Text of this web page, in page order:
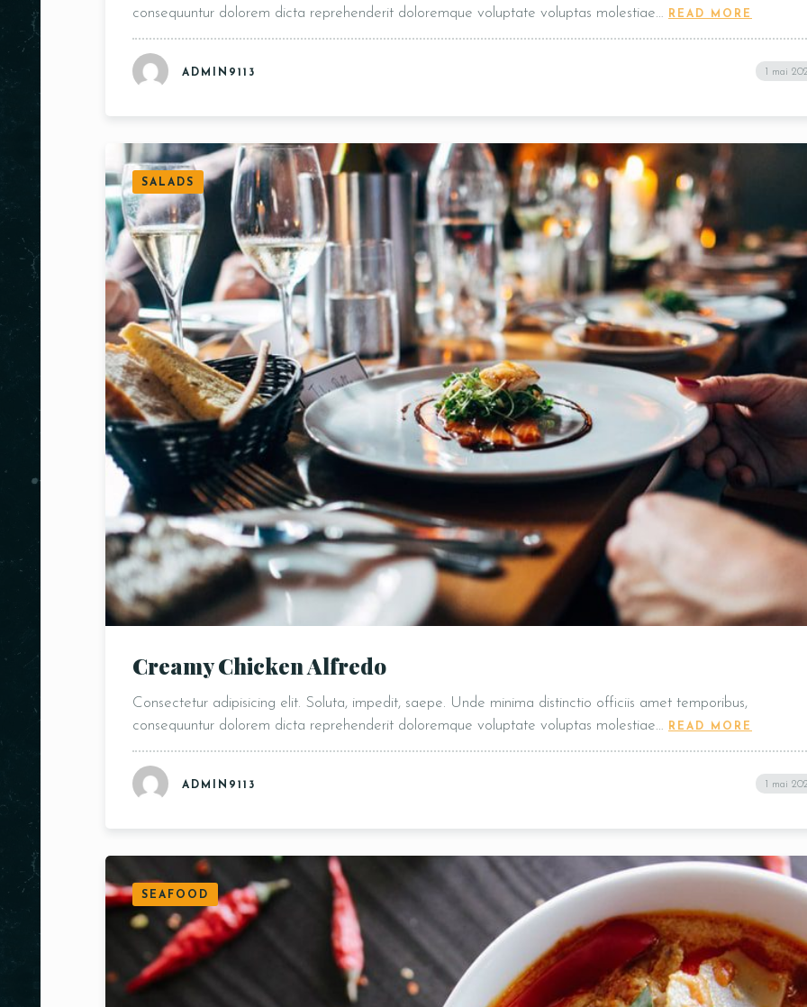
consequuntur dolorem dicta reprehenderit doloremque voluptate voluptas molestiae…
READ MORE
ADMIN9113 1 mai
SALADS
Creamy Chicken Alfredo
Consectetur adipisicing elit. Soluta, impedit, saepe. Unde minima distinctio officiis amet temporibus,
consequuntur dolorem dicta reprehenderit doloremque voluptate voluptas molestiae…
READ MORE
ADMIN9113 1 mai
SEAFOOD
Réservez votre table